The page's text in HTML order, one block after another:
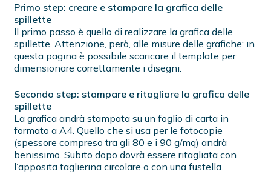
Primo step: creare e stampare la grafica delle
spillette
Il primo passo è quello di realizzare la grafica delle
spillette. Attenzione, però, alle misure delle grafiche: in
questa pagina è possibile scaricare il template per
dimensionare correttamente i disegni.
Secondo step: stampare e ritagliare la grafica delle
spillette
La grafica andrà stampata su un foglio di carta in
formato a A4. Quello che si usa per le fotocopie
(spessore compreso tra gli 80 e i 90 g/mq) andrà
benissimo. Subito dopo dovrà essere ritagliata con
l’apposita taglierina circolare o con una fustella.